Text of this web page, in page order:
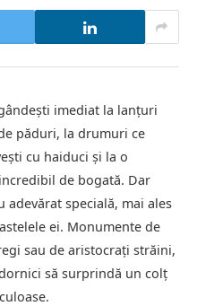
imediat la lanțuri
păduri, la drumuri ce
cu haiduci și la o
de bogată. Dar
adevărat specială, mai ales
ei. Monumente de
sau de aristocrați străini,
să surprindă un colț